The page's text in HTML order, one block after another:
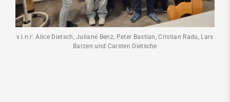
v.l.n.r: Alice Dietsch, Juliane Benz, Peter Bastian, Cristian Radu, Lars
Barzen und Carsten Dietsche